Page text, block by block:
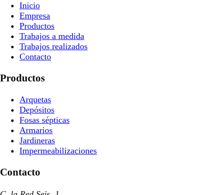
Inicio
Empresa
Productos
Trabajos a medida
Trabajos realizados
Contacto
Productos
Arquetas
Depósitos
Fosas sépticas
Armarios
Jardineras
Impermeabilizaciones
Contacto